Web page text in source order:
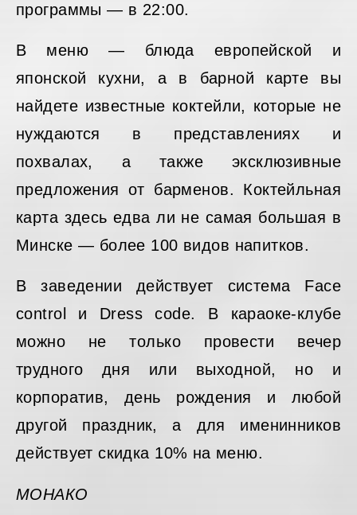
программы — в 22:00.
В меню — блюда европейской и
японской кухни, а в барной карте вы
найдете известные коктейли, которые не
нуждаются в представлениях и
похвалах, а также эксклюзивные
предложения от барменов. Коктейльная
карта здесь едва ли не самая большая в
Минске — более 100 видов напитков.
В заведении действует система Face
control и Dress code. В караоке-клубе
можно не только провести вечер
трудного дня или выходной, но и
корпоратив, день рождения и любой
другой праздник, а для именинников
действует скидка 10% на меню.
МОНАКО